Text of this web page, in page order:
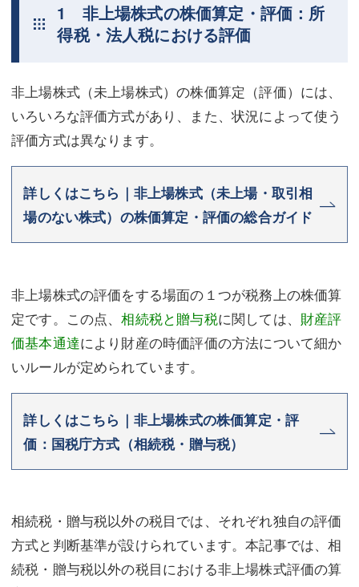
1 非上場株式の株価算定・評価：所
得税・法人税における評価
非上場株式（未上場株式）の株価算定（評価）には、
いろいろな評価方式があり、また、状況によって使う
評価方式は異なります。
詳しくはこちら｜非上場株式（未上場・取引相
場のない株式）の株価算定・評価の総合ガイド
非上場株式の評価をする場面の１つが税務上の株価算
定です。この点、相続税と贈与税に関しては、 財産評
価基本通達により財産の時価評価の方法について細か
いルールが定められています。
詳しくはこちら｜非上場株式の株価算定・評
価：国税庁方式（相続税・贈与税）
相続税・贈与税以外の税目では、それぞれ独自の評価
方式と判断基準が設けられています。本記事では、相
続税・贈与税以外の税目における非上場株式評価の算